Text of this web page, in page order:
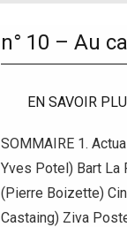
n° 10 – Au
EN SAVOIR
SOMMAIRE 1.
Yves Potel) Bart La
(Pierre Boizette)
Castaing) Ziva